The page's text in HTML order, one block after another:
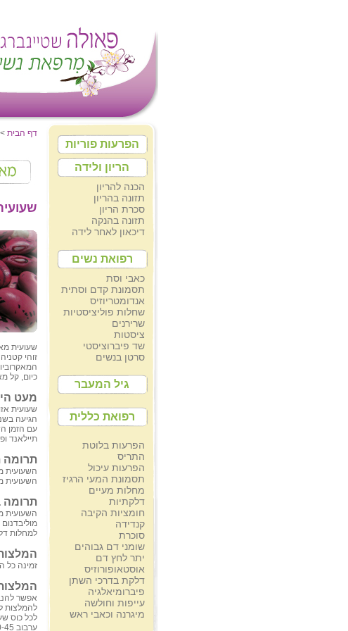
הפרעות פוריות
הריון ולידה
הכנה להריון
תזונה בהריון
סכרת הריון
תזונה בהנקה
דיכאון לאחר לידה
רפואת נשים
כאבי וסת
תסמונת קדם וסתית
אנדומטריוזיס
שחלות פוליציסטיות
שרירנים
ציסטות
שד פיברוציסטי
סרטן בנשים
גיל המעבר
רפואת כללית
הפרעות בלוטת
התריס
הפרעות עיכול
תסמונת המעי הרגיז
מחלות מעיים
דלקתיות
חומציות הקיבה
קנדידה
סוכרת
שומני דם גבוהים
יתר לחץ דם
אוסטאופורוזיס
דלקת בדרכי השתן
פיברומיאלגיה
עייפות וחולשה
מיגרנה וכאבי ראש
דף הבית
שעועית
זוהי
כיום, קל
מעט
הגיעה בשנות ה – 60 למאה 20
עם הזמן
תיילאנד
תרומה
השעועית
השעועית
תרומה
למחלות
זמינה כל
אפשר
להמלצות